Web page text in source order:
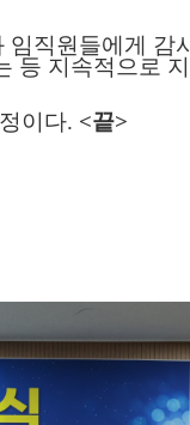
임직원들에게 감
등 지속적으로
이다. <끝>